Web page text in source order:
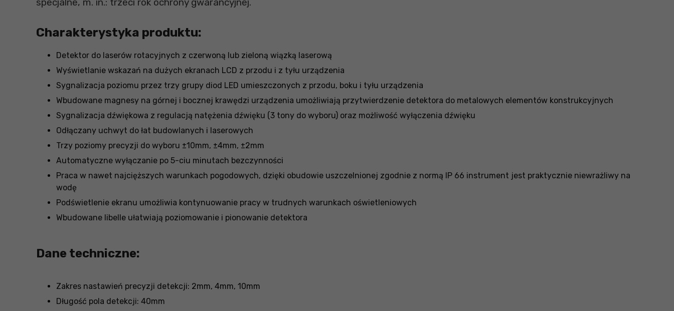
Charakterystyka produktu:
Detektor do laserów rotacyjnych z czerwoną lub zieloną wiązką laserową
Wyświetlanie wskazań na dużych ekranach LCD z przodu i z tyłu urządzenia
Sygnalizacja poziomu przez trzy grupy diod LED umieszczonych z przodu, boku i tyłu urządzenia
Wbudowane magnesy na górnej i bocznej krawędzi urządzenia umożliwiają przytwierdzenie detektora do metalowych elementów konstrukcyjnych
Sygnalizacja dźwiękowa z regulacją natężenia dźwięku (3 tony do wyboru) oraz możliwość wyłączenia dźwięku
Odłączany uchwyt do łat budowlanych i laserowych
Trzy poziomy precyzji do wyboru ±10mm, ±4mm, ±2mm
Automatyczne wyłączanie po 5-ciu minutach bezczynności
Praca w nawet najcięższych warunkach pogodowych, dzięki obudowie uszczelnionej zgodnie z normą IP 66 instrument jest praktycznie niewrażliwy na
wodę
Podświetlenie ekranu umożliwia kontynuowanie pracy w trudnych warunkach oświetleniowych
Wbudowane libelle ułatwiają poziomowanie i pionowanie detektora
Dane techniczne:
Zakres nastawień precyzji detekcji: 2mm, 4mm, 10mm
Długość pola detekcji: 40mm